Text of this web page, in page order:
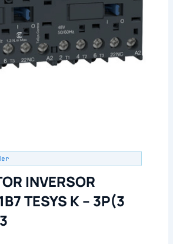
INVERSOR
TESYS K – 3P(3